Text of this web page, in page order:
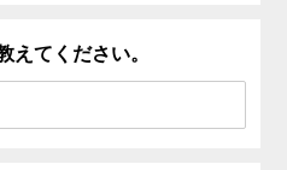
えてください。